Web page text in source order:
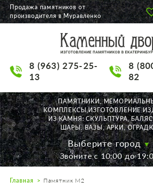
О КОМПАНИИ
НАШИ РАБОТЫ
АКЦИИ
ДОСТАВКА
КОНТАКТЫ
K2532513@yandex.ru
Продажа памятников от
производителя в Муравленко
8 (963) 275-25-
13
8
82
ПАМЯТНИКИ,
КОМПЛЕКСЫ,ИЗГОТОВЛЕНИЕ
ИЗ КАМНЯ: СКУЛЬПТУРА,
ШАРЫ, ВАЗЫ, АРКИ,
Выберите город
Звоните с 10:00 до
Главная Памятник М2